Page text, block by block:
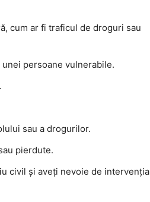
cum ar fi traficul de droguri sau
persoane vulnerabile.
sau a drogurilor.
pierdute.
civil și aveți nevoie de intervenția